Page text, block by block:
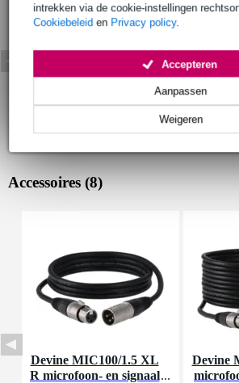
intrekken via de cookie-instellingen
Cookiebeleid en Privacy policy.
Weigeren
Aanpassen
Accepteren
Accessoires (8)
Devine MIC100/1.5 XL
R microfoon- en signaal
Devine